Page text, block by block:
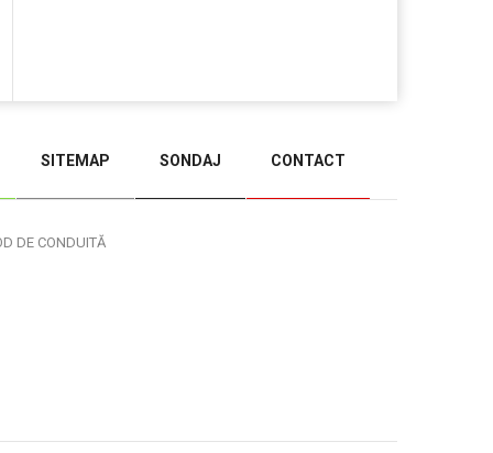
SITEMAP SONDAJ CONTACT
DE CONDUITĂ